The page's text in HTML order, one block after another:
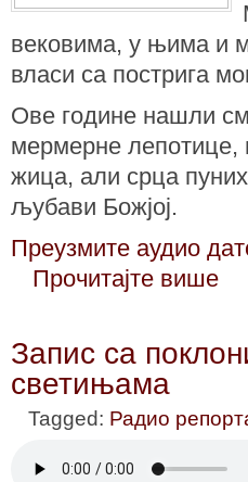
вековима, у њима и
власи са пострига
Ове године нашли
мермерне лепотице,
жица, али срца
љубави Божјој.
Преузмите аудио
Прочитајте више
Запис са
светињама
Tagged: Радио